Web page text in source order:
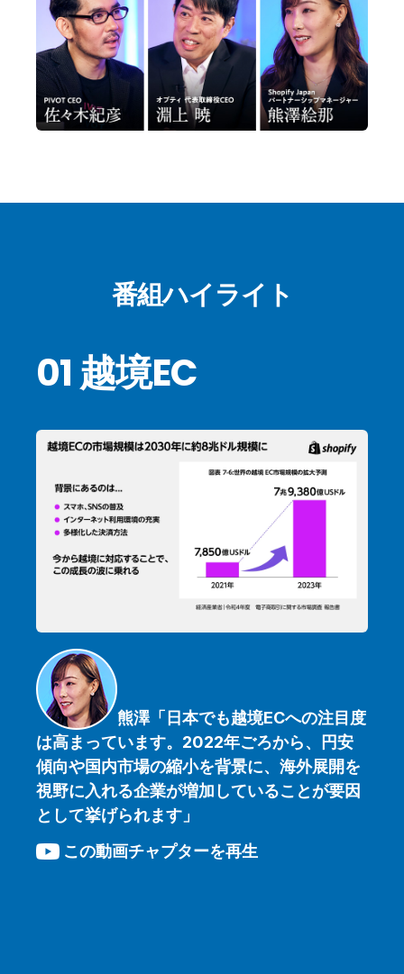
番組ハイライト
01 越境EC
熊澤「日本でも越境ECへの注目度
は高まっています。2022年ごろから、円安
傾向や国内市場の縮小を背景に、海外展開を
視野に入れる企業が増加していることが要因
として挙げられます」
この動画チャプターを再生